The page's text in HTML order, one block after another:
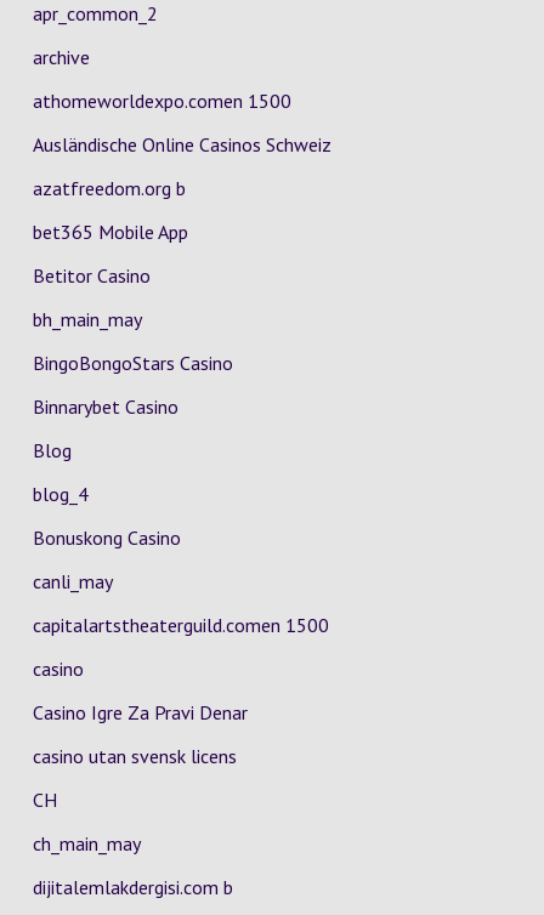
apr_common_2
archive
athomeworldexpo.comen 1500
Ausländische Online Casinos Schweiz
azatfreedom.org b
bet365 Mobile App
Betitor Casino
bh_main_may
BingoBongoStars Casino
Binnarybet Casino
Blog
blog_4
Bonuskong Casino
canli_may
capitalartstheaterguild.comen 1500
casino
Casino Igre Za Pravi Denar
casino utan svensk licens
CH
ch_main_may
dijitalemlakdergisi.com b